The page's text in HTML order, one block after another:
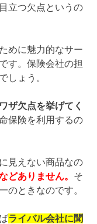
立つ欠点というの
めに魅力的なサー
す。保険会社の担
しょう。
ザ欠点を挙げてく
保険を利用するの
見えない商品なの
どありません。 そ
のときなのです。
ライバル会社に聞